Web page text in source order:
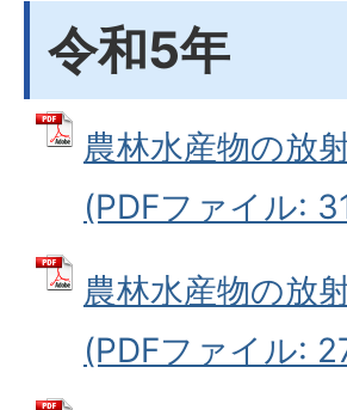
令和5年
農林水産物の放
(PDFファイル:
農林水産物の放
(PDFファイル: